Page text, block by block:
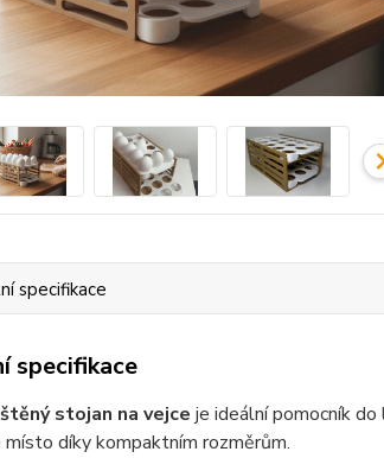
specifikace
specifikace
stojan na vejce je ideální pomocník
díky kompaktním rozměrům.